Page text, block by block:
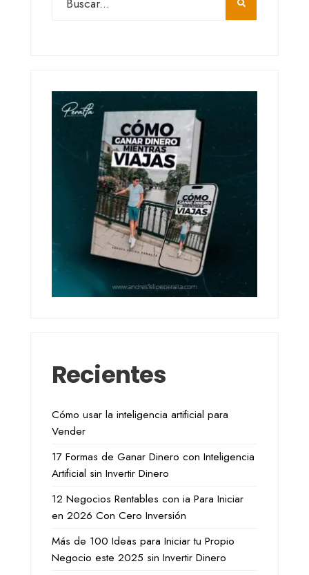
Recientes
Cómo usar la inteligencia artificial para
Vender
17 Formas de Ganar Dinero con Inteligencia
Artificial sin Invertir Dinero
12 Negocios Rentables con ia Para Iniciar
en 2026 Con Cero Inversión
Más de 100 Ideas para Iniciar tu Propio
Negocio este 2025 sin Invertir Dinero